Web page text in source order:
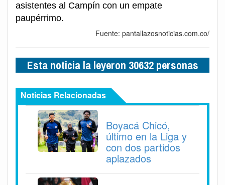
asistentes al Campín con un empate
paupérrimo.
Fuente: pantallazosnoticias.com.co/
Esta noticia la leyeron 30632 personas
Noticias Relacionadas
Boyacá Chicó,
último en la Liga y
con dos partidos
aplazados